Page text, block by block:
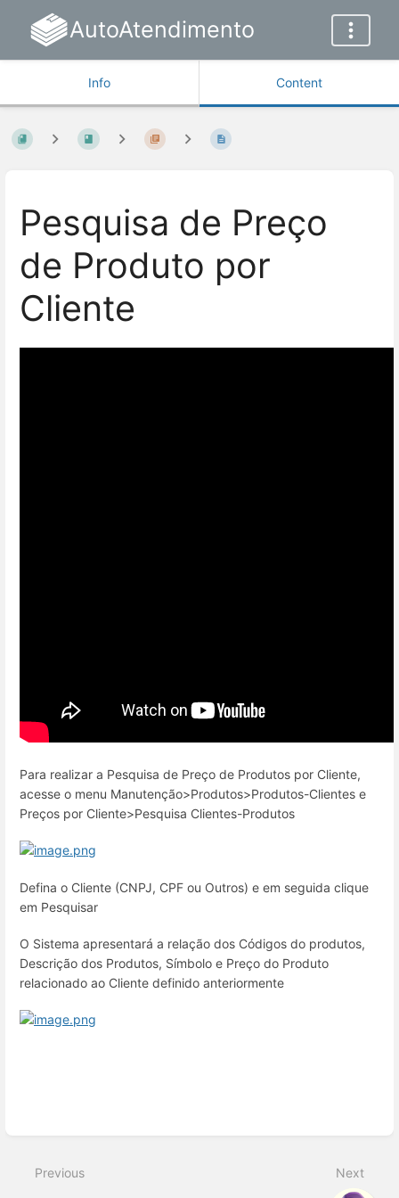
AutoAtendimento
Info Content
Pesquisa de Preço
de Produto por
Cliente
Para realizar a Pesquisa de Preço de Produtos por Cliente,
acesse o menu Manutenção>Produtos>Produtos-Clientes e
Preços por Cliente>Pesquisa Clientes-Produtos
Defina o Cliente (CNPJ, CPF ou Outros) e em seguida clique
em Pesquisar
O Sistema apresentará a relação dos Códigos do produtos,
Descrição dos Produtos, Símbolo e Preço do Produto
relacionado ao Cliente definido anteriormente
mode
Previous
Next